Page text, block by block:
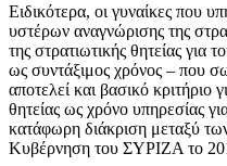
Ειδικότερα, οι γυναίκες που
υστέρων αναγνώρισης της
της στρατιωτικής θητείας για
ως συντάξιμος χρόνος – που
αποτελεί και βασικό
θητείας ως χρόνο υπηρεσίας
κατάφωρη διάκριση μεταξύ
Κυβέρνηση του ΣΥΡΙΖΑ το